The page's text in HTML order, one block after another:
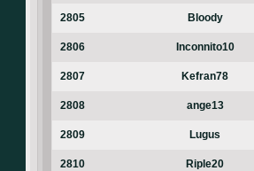
2805 Bloody
2806 Inconnito10
2807 Kefran78
2808 ange13
2809 Lugus
2810 Riple20